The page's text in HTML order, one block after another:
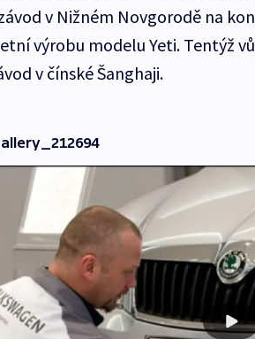
v Nižném Novgorodě na
výrobu modelu Yeti. Tentýž
v čínské Šanghaji.